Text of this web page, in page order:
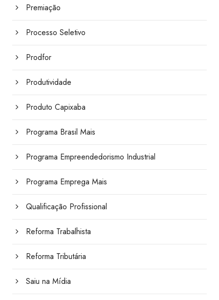
Premiação
Processo Seletivo
Prodfor
Produtividade
Produto Capixaba
Programa Brasil Mais
Programa Empreendedorismo Industrial
Programa Emprega Mais
Qualificação Profissional
Reforma Trabalhista
Reforma Tributária
Saiu na Mídia